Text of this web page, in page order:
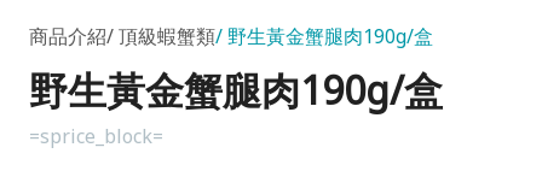
商品介紹 頂級蝦蟹類 野生黃金蟹腿肉190g/盒
野生黃金蟹腿肉190g/盒
=sprice_block=